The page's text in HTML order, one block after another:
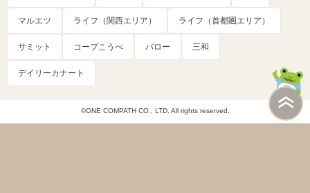
マルエツ ライフ（関西エリア） ライフ（首都圏エリア）
サミット コープこうべ バロー 三和
デイリーカナート
©ONE COMPATH CO., LTD. All rights reserved.